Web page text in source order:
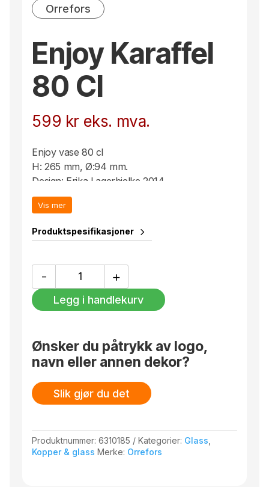
Orrefors
Enjoy Karaffel
80 Cl
599 kr eks. mva.
Enjoy vase 80 cl
H: 265 mm, Ø:94 mm.
Design: Erika Lagerbielke 2014
Kan også brukes som vase.
Elegans som fullfører det dekkede bordet.
Vis mer
Produktspesifikasjoner
-
Karaffel
80
Cl
+
Legg i handlekurv
Ønsker du påtrykk av logo,
navn eller annen dekor?
Slik gjør du det
Produktnummer:6310185 Kategorier: Glass
Kopper & glass Merke: Orrefors